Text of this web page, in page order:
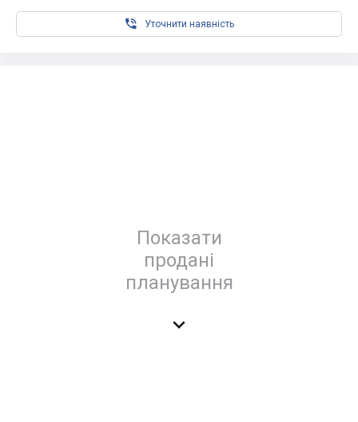
 Уточнити наявність
Показати
продані
планування
